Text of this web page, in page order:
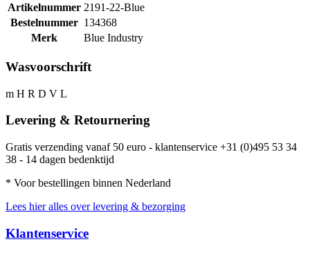
Artikelnummer 2191-22-Blue
Bestelnummer 134368
Merk
Blue Industry
Wasvoorschrift
m H R D V L
Levering & Retournering
Gratis verzending vanaf 50 euro - klantenservice +31 (0)495 53 34
38 - 14 dagen bedenktijd
* Voor bestellingen binnen Nederland
Lees hier alles over levering & bezorging
Klantenservice